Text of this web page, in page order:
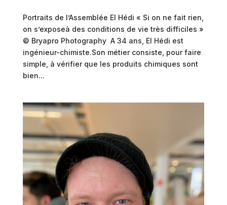
Portraits de l’Assemblée El Hédi « Si on ne fait rien,
on s’exposeà des conditions de vie très difficiles »
© Bryapro Photography A 34 ans, El Hédi est
ingénieur-chimiste.Son métier consiste, pour faire
simple, à vérifier que les produits chimiques sont
bien...